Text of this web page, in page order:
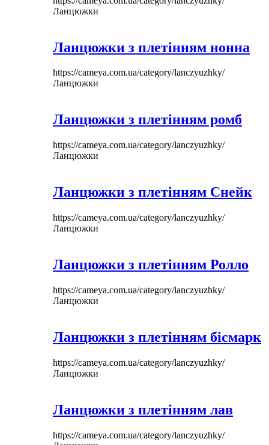
Ланцюжки
Ланцюжки з плетінням нонна
https://cameya.com.ua/category/lanczyuzhky/
Ланцюжки
Ланцюжки з плетінням ромб
https://cameya.com.ua/category/lanczyuzhky/
Ланцюжки
Ланцюжки з плетінням Снейк
https://cameya.com.ua/category/lanczyuzhky/
Ланцюжки
Ланцюжки з плетінням Ролло
https://cameya.com.ua/category/lanczyuzhky/
Ланцюжки
Ланцюжки з плетінням бісмарк
https://cameya.com.ua/category/lanczyuzhky/
Ланцюжки
Ланцюжки з плетінням лав
https://cameya.com.ua/category/lanczyuzhky/